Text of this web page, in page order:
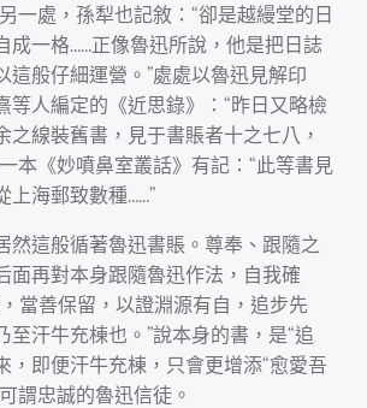
一處，孫犁也記敘：“卻是越縵堂的日
成一格……正像魯迅所說，他是把日誌
這般仔細運營。”處處以魯迅見解印
等人編定的《近思錄》：“昨日又略檢
之線裝舊書，見于書賬者十之七八，
本《妙噴鼻室叢話》有記：“此等書見
上海郵致數種……”
然這般循著魯迅書賬。尊奉、跟隨之
面再對本身跟隨魯迅作法，自我確
當善保留，以證淵源有自，追步先
至汗牛充棟也。”說本身的書，是“追
，即便汗牛充棟，只會更增添“愈愛吾
可謂忠誠的魯迅信徒。